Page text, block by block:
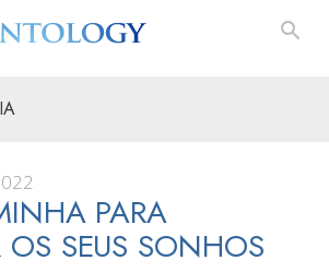
PARA
OS SEUS SONHOS